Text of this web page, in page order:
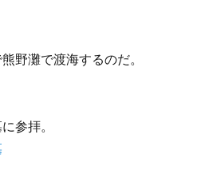
野灘で渡海するのだ。
参拝。